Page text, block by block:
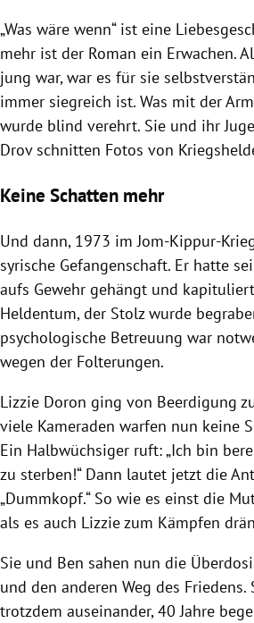
„Was wäre wenn“ ist eine
mehr ist der Roman ein Erwachen.
jung war, war es für sie
immer siegreich ist. Was mit der
wurde blind verehrt. Sie und ihr
Drov schnitten Fotos von
Keine Schatten mehr
Und dann, 1973 im Jom-Kippur-
syrische Gefangenschaft. Er hatte
aufs Gewehr gehängt und
Heldentum, der Stolz wurde
psychologische Betreuung war
wegen der Folterungen.
Lizzie Doron ging von Beerdigung
viele Kameraden warfen nun keine
Ein Halbwüchsiger ruft: „Ich bin
zu sterben!“ Dann lautet jetzt die
„Dummkopf.“ So wie es einst die
als es auch Lizzie zum Kämpfen
Sie und Ben sahen nun die
und den anderen Weg des
trotzdem auseinander, 40 Jahre